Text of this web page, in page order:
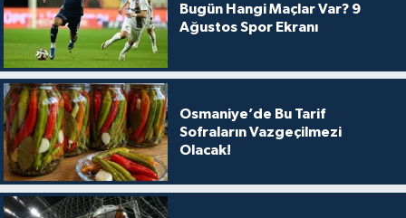
Bugün Hangi Maçlar Var? 9
Ağustos Spor Ekranı
Osmaniye’de Bu Tarif
Sofraların Vazgeçilmezi
Olacak!